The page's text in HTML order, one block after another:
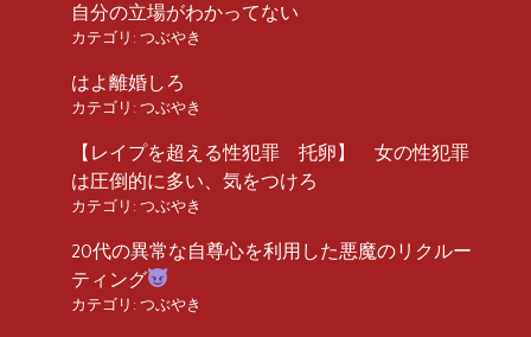
自分の立場がわかってない
カテゴリ: つぶやき
はよ離婚しろ
カテゴリ: つぶやき
【レイプを超える性犯罪 托卵】 女の性犯罪
は圧倒的に多い、気をつけろ
カテゴリ: つぶやき
20代の異常な自尊心を利用した悪魔のリクルー
ティング
カテゴリ: つぶやき